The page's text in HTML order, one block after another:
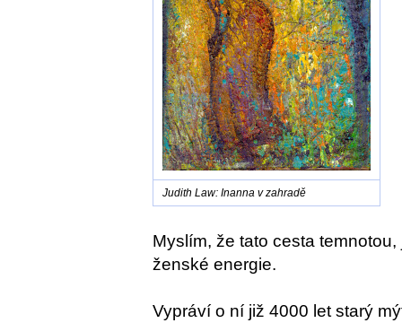
Judith Law: Inanna v zahradě
Myslím, že tato cesta
ženské energie.
Vypráví o ní již 4000 let starý